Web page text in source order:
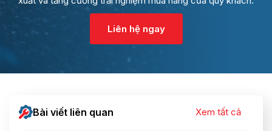
Liên hệ ngay
Bài viết liên quan Xem tất cả